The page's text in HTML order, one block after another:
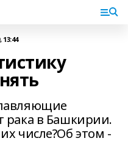
рака в Башкирии.
числе?Об этом -